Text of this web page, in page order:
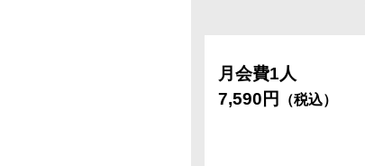
月会費1人
7,590円
（税込）